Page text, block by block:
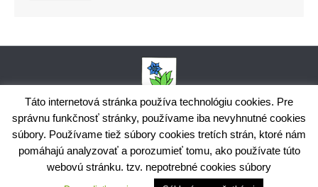
Obecný úrad Bodiná, č. 102, 018 15 Prečín,
+421424398035,www.bodina.eu
IČO: 00 692 522, Prima banka Slovensko, a.s., IBAN: SK25 5600 0000
0029 9178 8001
Ochrana osobných údajov
Táto internetová stránka používa technológiu cookies. Pre
správnu funkčnosť stránky, používame iba nevyhnutné cookies
súbory. Používame tiež súbory cookies tretích strán, ktoré nám
pomáhajú analyzovať a porozumieť tomu, ako používate túto
webovú stránku. tzv. nepotrebné cookies súbory